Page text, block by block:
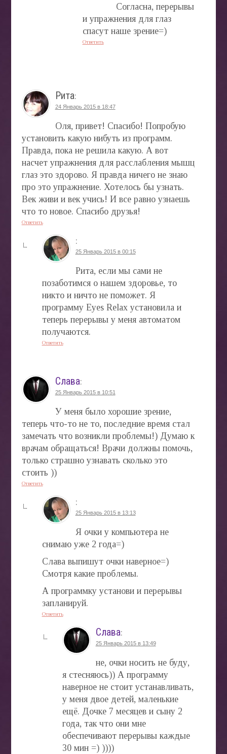
Согласна, перерывы
и упражнения для глаз
спасут наше зрение=)
Ответить
Рита:
24 Январь 2015 в 18:47
Оля, привет! Спасибо! Попробую
установить какую нибуть из программ.
Правда, пока не решила какую. А вот
насчет упражнения для расслабления мышц
глаз это здорово. Я правда ничего не знаю
про это упражнение. Хотелось бы узнать.
Век живи и век учись! И все равно узнаешь
что то новое. Спасибо друзья!
Ответить
:
25 Январь 2015 в 00:15
Рита, если мы сами не
позаботимся о нашем здоровье, то
никто и ничто не поможет. Я
программу Eyes Relax установила и
теперь перерывы у меня автоматом
получаются.
Ответить
Слава:
25 Январь 2015 в 10:51
У меня было хорошие зрение,
теперь что-то не то, последние время стал
замечать что возникли проблемы!) Думаю к
врачам обращаться! Врачи должны помочь,
только страшно узнавать сколько это
стоить ))
Ответить
:
25 Январь 2015 в 13:13
Я очки у компьютера не
снимаю уже 2 года=)
Слава выпишут очки наверное=)
Смотря какие проблемы.
А программку установи и перерывы
запланируй.
Ответить
Слава:
25 Январь 2015 в 13:49
не, очки носить не буду,
я стесняюсь)) А программу
наверное не стоит устанавливать,
у меня двое детей, маленькие
ещё. Дочке 7 месяцев и сыну 2
года, так что они мне
обеспечивают перерывы каждые
30 мин =) ))))